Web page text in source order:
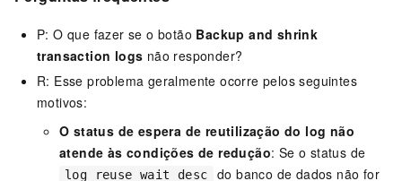
P: O que fazer se o botão Backup and shrink
transaction logs não responder?
R: Esse problema geralmente ocorre pelos seguintes
motivos:
O status de espera de reutilização do log não
atende às condições de redução: Se o status de
log_reuse_wait_desc do banco de dados não for